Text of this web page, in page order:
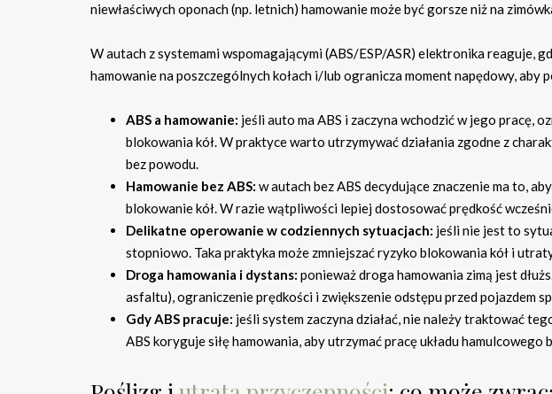
niewłaściwych oponach (np. letnich) hamowanie może być gorsze niż na
W autach z systemami wspomagającymi (ABS/ESP/ASR) elektronika reaguje,
hamowanie na poszczególnych kołach i/lub ogranicza moment napędowy, aby
ABS a hamowanie: jeśli auto ma ABS i zaczyna wchodzić w jego pracę,
blokowania kół. W praktyce warto utrzymywać działania zgodne z
bez powodu.
Hamowanie bez ABS: w autach bez ABS decydujące znaczenie ma to,
blokowanie kół. W razie wątpliwości lepiej dostosować prędkość
Delikatne operowanie w codziennych sytuacjach: jeśli nie jest to
stopniowo. Taka praktyka może zmniejszać ryzyko blokowania kół i
Droga hamowania i dystans: ponieważ droga hamowania zimą jest
asfaltu), ograniczenie prędkości i zwiększenie odstępu przed pojazdem
Gdy ABS pracuje: jeśli system zaczyna działać, nie należy traktować
ABS koryguje siłę hamowania, aby utrzymać pracę układu hamulcowego